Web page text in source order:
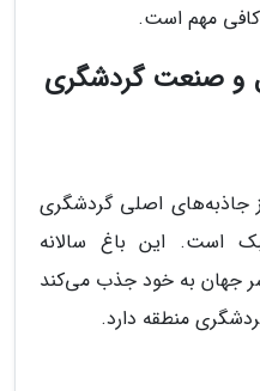
کافی مهم است.
و صنعت گردشگری
جاذبه‌های اصلی گردشگری
است. این باغ سالانه
جهان به خود جذب می‌کند
منطقه دارد.